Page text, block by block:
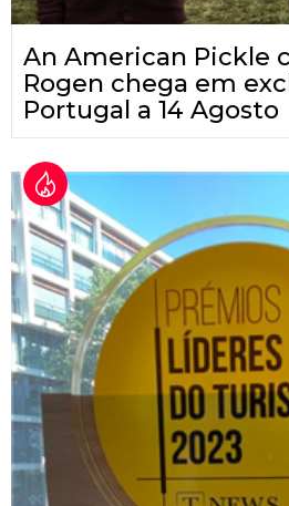
An American Pickle
Rogen chega em
Portugal a 14 Agosto